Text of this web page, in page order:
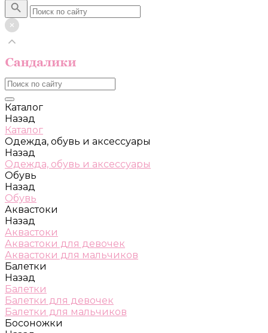
Каталог
Назад
Каталог
Одежда, обувь и аксессуары
Назад
Одежда, обувь и аксессуары
Обувь
Назад
Обувь
Аквастоки
Назад
Аквастоки
Аквастоки для девочек
Аквастоки для мальчиков
Балетки
Назад
Балетки
Балетки для девочек
Балетки для мальчиков
Босоножки